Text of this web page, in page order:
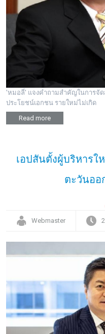
'หมอลี่' แจงคำถามสำคัญในการจัด
ประโยชน์เอกชน รายใหม่ไม่เกิด
Read more
เอปสันตั้งผู้บริหารใ
ตะวันออ
Webmaster